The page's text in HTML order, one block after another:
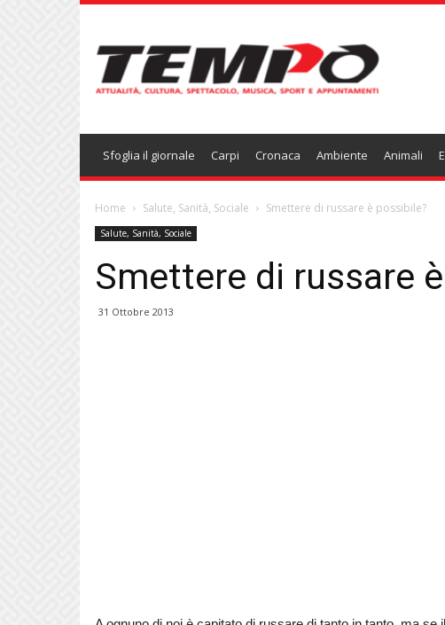
Sfoglia il giornale Carpi Cronaca Ambiente Animali
Home Salute, Sanità, Sociale Smettere di russare è possibile?
Salute, Sanità, Sociale
Smettere di russare
31 Ottobre 2013